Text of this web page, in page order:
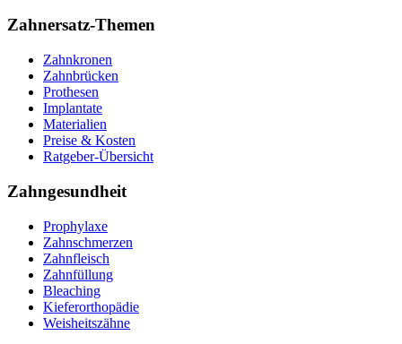
Zahnersatz-Themen
Zahnkronen
Zahnbrücken
Prothesen
Implantate
Materialien
Preise & Kosten
Ratgeber-Übersicht
Zahngesundheit
Prophylaxe
Zahnschmerzen
Zahnfleisch
Zahnfüllung
Bleaching
Kieferorthopädie
Weisheitszähne